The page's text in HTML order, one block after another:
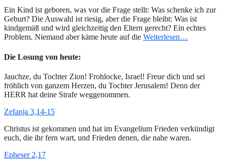
Ein Kind ist geboren, was vor die Frage stellt: Was schenke ich zur
Geburt? Die Auswahl ist riesig, aber die Frage bleibt: Was ist
kindgemäß und wird gleichzeitig den Eltern gerecht? Ein echtes
Problem. Niemand aber käme heute auf die Weiterlesen…
Die Losung von heute:
Jauchze, du Tochter Zion! Frohlocke, Israel! Freue dich und sei
fröhlich von ganzem Herzen, du Tochter Jerusalem! Denn der
HERR hat deine Strafe weggenommen.
Zefanja 3,14-15
Christus ist gekommen und hat im Evangelium Frieden verkündigt
euch, die ihr fern wart, und Frieden denen, die nahe waren.
Epheser 2,17